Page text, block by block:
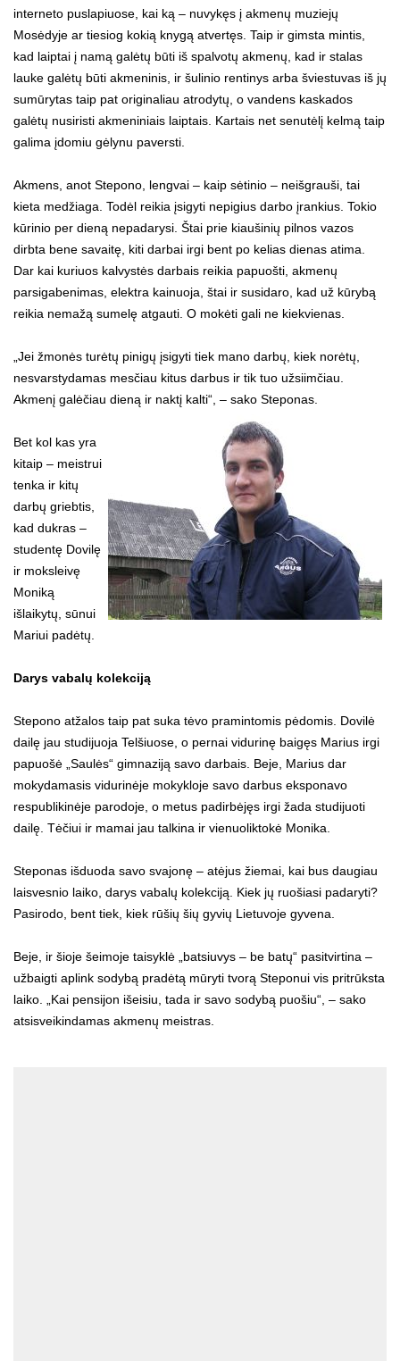
interneto puslapiuose, kai ką – nuvykęs į akmenų muziejų
Mosėdyje ar tiesiog kokią knygą atvertęs. Taip ir gimsta mintis,
kad laiptai į namą galėtų būti iš spalvotų akmenų, kad ir stalas
lauke galėtų būti akmeninis, ir šulinio rentinys arba šviestuvas iš jų
sumūrytas taip pat originaliau atrodytų, o vandens kaskados
galėtų nusiristi akmeniniais laiptais. Kartais net senutėlį kelmą taip
galima įdomiu gėlynu paversti.
Akmens, anot Stepono, lengvai – kaip sėtinio – neišgrauši, tai
kieta medžiaga. Todėl reikia įsigyti nepigius darbo įrankius. Tokio
kūrinio per dieną nepadarysi. Štai prie kiaušinių pilnos vazos
dirbta bene savaitę, kiti darbai irgi bent po kelias dienas atima.
Dar kai kuriuos kalvystės darbais reikia papuošti, akmenų
parsigabenimas, elektra kainuoja, štai ir susidaro, kad už kūrybą
reikia nemažą sumelę atgauti. O mokėti gali ne kiekvienas.
„Jei žmonės turėtų pinigų įsigyti tiek mano darbų, kiek norėtų,
nesvarstydamas mesčiau kitus darbus ir tik tuo užsiimčiau.
Akmenį galėčiau dieną ir naktį kalti“, – sako Steponas.
Bet kol kas yra
kitaip – meistrui
tenka ir kitų
darbų griebtis,
kad dukras –
studentę Dovilę
ir moksleivę
Moniką
išlaikytų, sūnui
Mariui padėtų.
Darys vabalų kolekciją
Stepono atžalos taip pat suka tėvo pramintomis pėdomis. Dovilė
dailę jau studijuoja Telšiuose, o pernai vidurinę baigęs Marius irgi
papuošė „Saulės“ gimnaziją savo darbais. Beje, Marius dar
mokydamasis vidurinėje mokykloje savo darbus eksponavo
respublikinėje parodoje, o metus padirbėjęs irgi žada studijuoti
dailę. Tėčiui ir mamai jau talkina ir vienuoliktokė Monika.
Steponas išduoda savo svajonę – atėjus žiemai, kai bus daugiau
laisvesnio laiko, darys vabalų kolekciją. Kiek jų ruošiasi padaryti?
Pasirodo, bent tiek, kiek rūšių šių gyvių Lietuvoje gyvena.
Beje, ir šioje šeimoje taisyklė „batsiuvys – be batų“ pasitvirtina –
užbaigti aplink sodybą pradėtą mūryti tvorą Steponui vis pritrūksta
laiko. „Kai pensijon išeisiu, tada ir savo sodybą puošiu“, – sako
atsisveikindamas akmenų meistras.